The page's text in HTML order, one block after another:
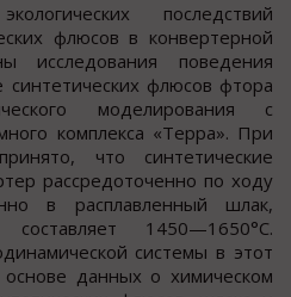
последствий
флюсов в конвертерной
исследования поведения
синтетических флюсов фтора
моделирования с
комплекса «Терра». При
что синтетические
рассредоточенно по ходу
в расплавленный шлак,
составляет 1450—1650°С.
системы в этот
данных о химическом